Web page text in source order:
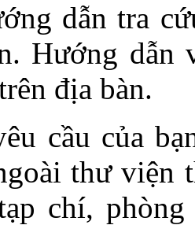
dẫn tra
Hướng dẫn
địa bàn.
cầu của
thư viện
chí,